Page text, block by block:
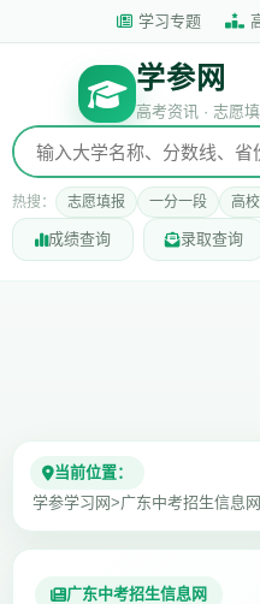
学习专题
学参网
高考资讯 · 志愿
热搜： 志愿填报 一分一段 高
成绩查询 录取查询
当前位置：
学参学习网>广东中考招生信息网
广东中考招生信息网